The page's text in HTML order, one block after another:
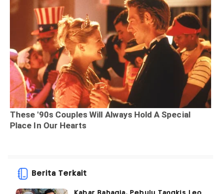
Berita Terkait